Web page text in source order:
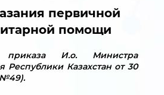
первичной
помощи
И.о. Министра
Республики Казахстан от 30
№49).